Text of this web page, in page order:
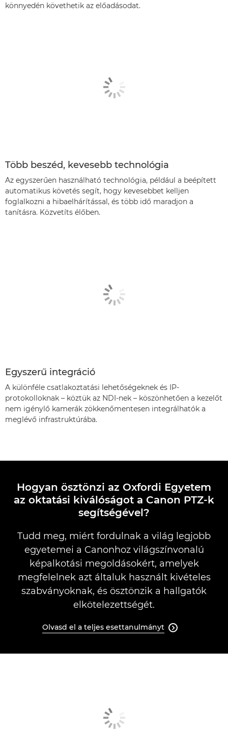
könnyedén követhetik az előadásodat.
Több beszéd, kevesebb technológia
Az egyszerűen használható technológia, például a beépített
automatikus követés segít, hogy kevesebbet kelljen
foglalkozni a hibaelhárítással, és több idő maradjon a
tanításra. Közvetíts élőben.
Egyszerű integráció
A különféle csatlakoztatási lehetőségeknek és IP-
protokolloknak – köztük az NDI-nek – köszönhetően a kezelőt
nem igénylő kamerák zökkenőmentesen integrálhatók a
meglévő infrastruktúrába.
Hogyan ösztönzi az Oxfordi Egyetem
az oktatási kiválóságot a Canon PTZ-k
segítségével?
Tudd meg, miért fordulnak a világ legjobb
egyetemei a Canonhoz világszínvonalú
képalkotási megoldásokért, amelyek
megfelelnek azt általuk használt kivételes
szabványoknak, és ösztönzik a hallgatók
elkötelezettségét.
Olvasd el a teljes esettanulmányt 